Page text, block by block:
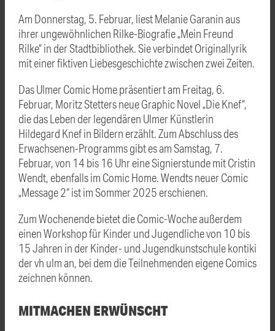
Am Donnerstag, 5. Februar, liest Melanie Garanin aus
ihrer ungewöhnlichen Rilke-Biografie „Mein Freund
Rilke“ in der Stadtbibliothek. Sie verbindet Originallyrik
mit einer fiktiven Liebesgeschichte zwischen zwei Zeiten.
Das Ulmer Comic Home präsentiert am Freitag, 6.
Februar, Moritz Stetters neue Graphic Novel „Die Knef“,
die das Leben der legendären Ulmer Künstlerin
Hildegard Knef in Bildern erzählt. Zum Abschluss des
Erwachsenen-Programms gibt es am Samstag, 7.
Februar, von 14 bis 16 Uhr eine Signierstunde mit Cristin
Wendt, ebenfalls im Comic Home. Wendts neuer Comic
„Message 2“ ist im Sommer 2025 erschienen.
Zum Wochenende bietet die Comic-Woche außerdem
einen Workshop für Kinder und Jugendliche von 10 bis
15 Jahren in der Kinder- und Jugendkunstschule kontiki
der vh ulm an, bei dem die Teilnehmenden eigene Comics
zeichnen können.
MITMACHEN ERWÜNSCHT